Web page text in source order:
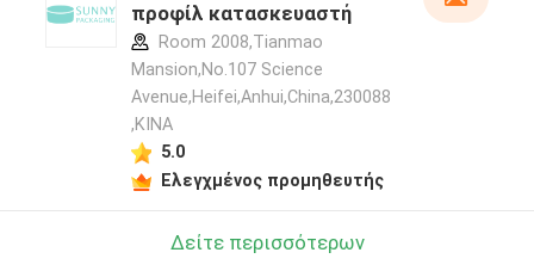
προφίλ κατασκευαστή
Room 2008,Tianmao
Mansion,No.107 Science
Avenue,Heifei,Anhui,China,230088
,ΚΙΝΑ
5.0
Ελεγχμένος προμηθευτής
Δείτε περισσότερων